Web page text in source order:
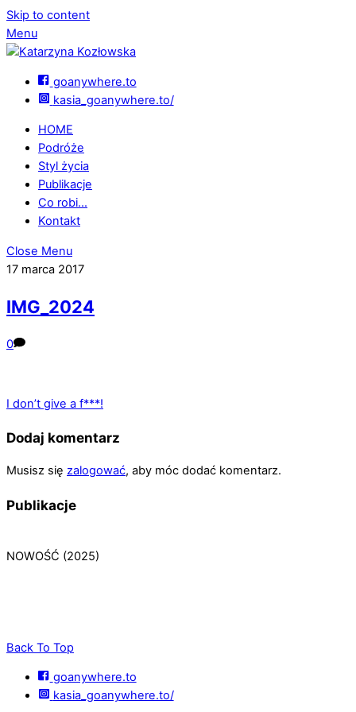
Skip to content
Menu
goanywhere.to
kasia_goanywhere.to/
HOME
Podróże
Styl życia
Publikacje
Co robi…
Kontakt
Close Menu
17 marca 2017
IMG_2024
0
I don’t give a f***!
Dodaj komentarz
Musisz się zalogować, aby móc dodać komentarz.
Publikacje
NOWOŚĆ (2025)
Back To Top
goanywhere.to
kasia_goanywhere.to/